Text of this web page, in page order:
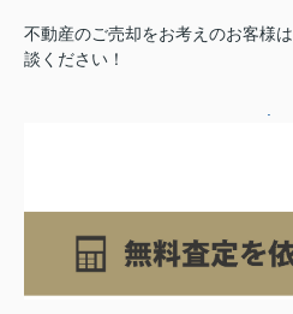
不動産のご売却をお考えのお客様
談ください！